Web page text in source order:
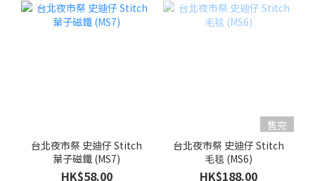
台北夜市祭 史迪仔 Stitch
葉子磁鐵 (MS7)
HK$58.00
售完
台北夜市祭 史迪仔 Stitch
毛毯 (MS6)
HK$188.00